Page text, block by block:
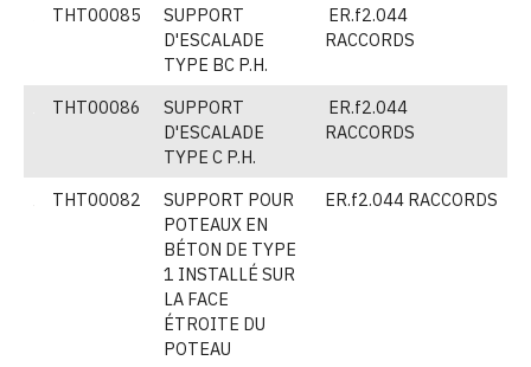
THT00085
SUPPORT
D'ESCALADE
TYPE BC P.H.
ER.f2.044
RACCORDS
THT00086
SUPPORT
D'ESCALADE
TYPE C P.H.
ER.f2.044
RACCORDS
THT00082
SUPPORT POUR
POTEAUX EN
BÉTON DE TYPE
1 INSTALLÉ SUR
LA FACE
ÉTROITE DU
POTEAU
ER.f2.044 RACCORDS